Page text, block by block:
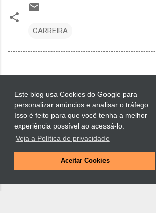
Este blog usa Cookies do Google para
personalizar anúncios e analisar o tráfego.
Isso é feito para que você tenha a melhor
experiência possível ao acessá-lo.
Veja a Política de privacidade
Aceitar Cookies
CARREIRA
Tecnologia do Blogger
Luciano Muchiotti